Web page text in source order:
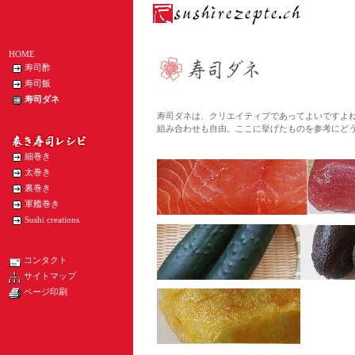
寿司ダネは、クリエイティブであってよいですよ
組み合わせも自由。ここに挙げたものを参考にど
HOME
寿司酢
寿司飯
寿司ダネ
細巻き
太巻き
裏巻き
軍艦巻き
Sushi creations
コンタクト
サイトマップ
ページ印刷